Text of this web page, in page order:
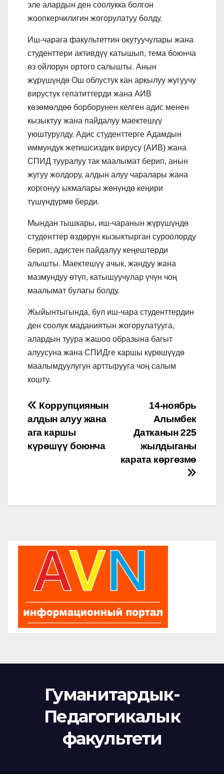
эле алардын ден соолукка болгон
жоопкерчилигин жогорулатуу болду.
Иш-чарага факультеттин окутуучулары жана
студенттери активдүү катышып, тема боюнча
өз ойлорун ортого салышты. Анын
жүрүшүндө Ош облустук кан аркылуу жугуучу
вирустук гепатиттерди жана АИВ
көзөмөлдөө борборунен келген адис менен
кызыктуу жана пайдалуу маектешүү
уюштурулду. Адис студенттерге Адамдын
иммундук жетишсиздик вирусу (АИВ) жана
СПИД тууралуу так маалымат берип, анын
жугуу жолдору, алдын алуу чаралары жана
коргонуу ыкмалары жөнүндө кеңири
түшүндүрмө берди.
Мындан тышкары, иш-чаранын жүрүшүндө
студенттер өздөрүн кызыктырган суроолорду
берип, адистен пайдалуу кеңештерди
алышты. Маектешүү ачык, жандуу жана
мазмундуу өтүп, катышуучулар үчүн чоң
маалымат булагы болду.
Жыйынтыгында, бул иш-чара студенттердин
ден соолук маданиятын жогорулатууга,
алардын туура жашоо образына багыт
алуусуна жана СПИДге каршы күрөшүүдө
маалымдуулугун арттырууга чоң салым
кошту.
Post
navigation
14-ноябрь
Алымбек
Датканын 225
жылдыганы
карата көргөзмө
Коррупциянын
алдын алуу жана
ага каршы
күрөшүү боюнча
Гуманитардык-
Педагогикалык
факультети